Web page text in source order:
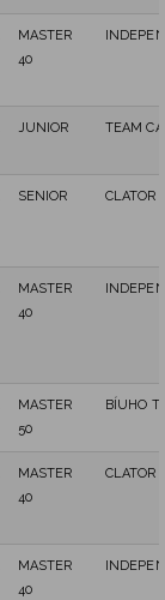
MASTER
40
JUNIOR TEAM
SENIOR CLATOR
MASTER
40
MASTER
50
BÍUHO
MASTER
40
CLATOR
MASTER
40